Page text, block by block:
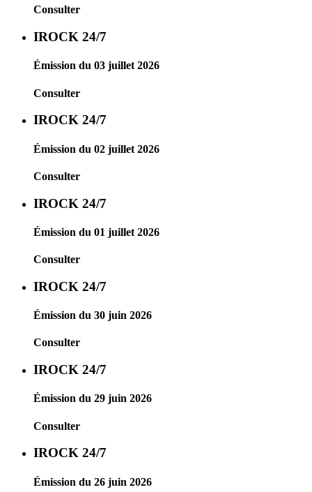
Consulter
IROCK 24/7
Émission du 03 juillet 2026
Consulter
IROCK 24/7
Émission du 02 juillet 2026
Consulter
IROCK 24/7
Émission du 01 juillet 2026
Consulter
IROCK 24/7
Émission du 30 juin 2026
Consulter
IROCK 24/7
Émission du 29 juin 2026
Consulter
IROCK 24/7
Émission du 26 juin 2026